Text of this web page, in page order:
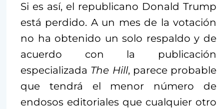
Si es así, el republicano Donald Trump
está perdido. A un mes de la votación
no ha obtenido un solo respaldo y de
acuerdo con la publicación
especializada The Hill, parece probable
que tendrá el menor número de
endosos editoriales que cualquier otro